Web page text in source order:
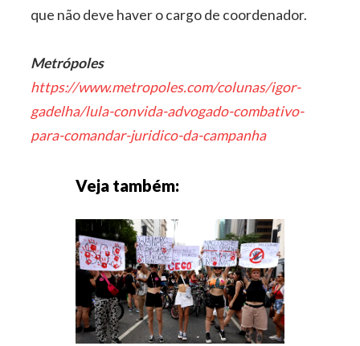
que não deve haver o cargo de coordenador.
Metrópoles
https://www.metropoles.com/colunas/igor-
gadelha/lula-convida-advogado-combativo-
para-comandar-juridico-da-campanha
Veja também: